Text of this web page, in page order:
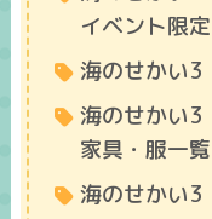
イベント限
海のせかい3
海のせかい3
家具・服一覧
海のせかい3